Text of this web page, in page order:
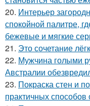
20. Интерьер
спокойной палитре,
бежевые и мягкие
21. Это сочетание
22. Мужчина голыми
Австралии
23. Покраска стен и
практичных